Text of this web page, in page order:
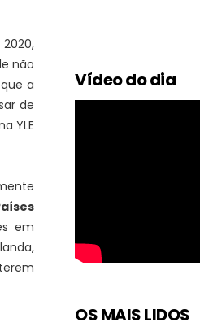
não
a
de
YLE
em
Vídeo do dia
OS MAIS LIDOS